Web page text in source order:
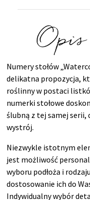
Numery stołów
delikatna propozycja,
roślinny w postaci
numerki stołowe
ślubną z tej samej
wystrój.
Niezwykle istotnym
jest możliwość
wyboru podłoża i
dostosowanie ich do
Indywidualny wybór